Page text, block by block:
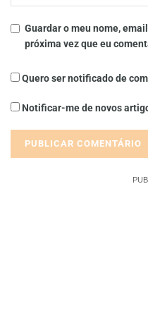
Guardar o meu nome,
próxima vez que eu
Quero ser notificado de
Notificar-me de novos